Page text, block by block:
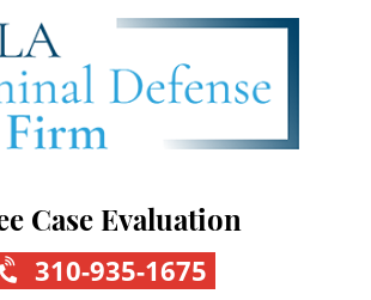
Case Evaluation
310-935-1675